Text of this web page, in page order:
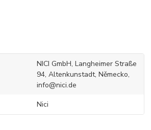
NICI GmbH, Langheimer Straße
94, Altenkunstadt, Německo,
info@nici.de
Nici